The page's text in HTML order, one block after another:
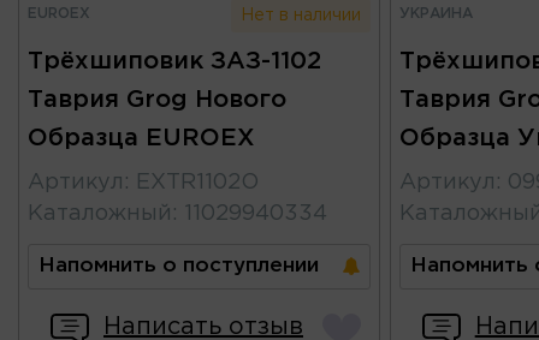
EUROEX Нет в наличии
Трёхшиповик ЗАЗ-1102
Таврия Grog Нового
Образца EUROEX
Артикул :
EXTR1102O
Каталожный : 11029940334
Напомнить о поступлении
Написать отзыв
УКРАИНА
Таврия
Образца
Артикул :
Напомнить